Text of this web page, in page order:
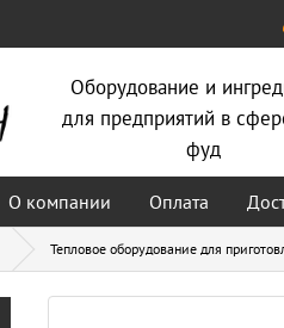
Оборудование и
для предприятий в
фуд
О компании Оплата
Тепловое оборудование для